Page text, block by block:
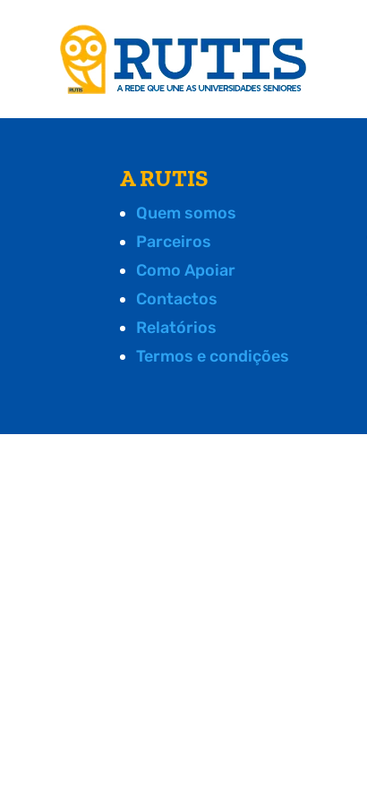
A RUTIS
Quem somos
Parceiros
Como Apoiar
Contactos
Relatórios
Termos e condições